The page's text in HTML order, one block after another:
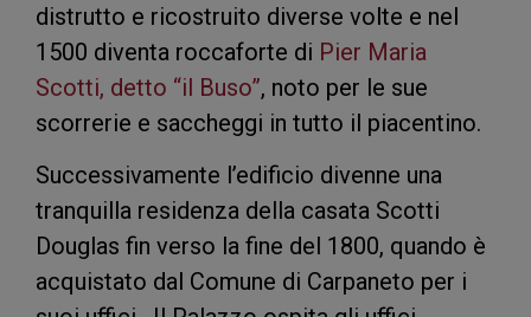
distrutto e ricostruito diverse volte e nel
1500 diventa roccaforte di Pier Maria
Scotti, detto “il Buso”, noto per le sue
scorrerie e saccheggi in tutto il piacentino.
Successivamente l’edificio divenne una
tranquilla residenza della casata Scotti
Douglas fin verso la fine del 1800, quando è
acquistato dal Comune di Carpaneto per i